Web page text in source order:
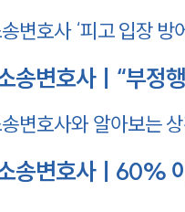
변호사 ‘피고 입장 방
송변호사ㅣ“부정
변호사와 알아보는
송변호사ㅣ60%